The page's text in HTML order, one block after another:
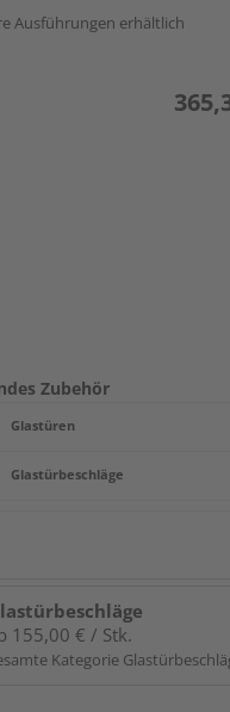
Ausführungen erhältlich
Zubehör
Glastüren
Glastürbeschläge
155,00 € / Stk.
Kategorie